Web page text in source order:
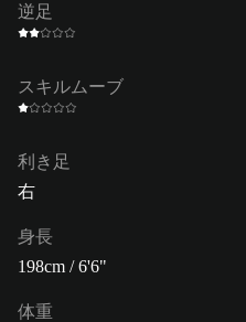
逆足
スキルムーブ
利き足
右
身長
198cm / 6'6"
体重